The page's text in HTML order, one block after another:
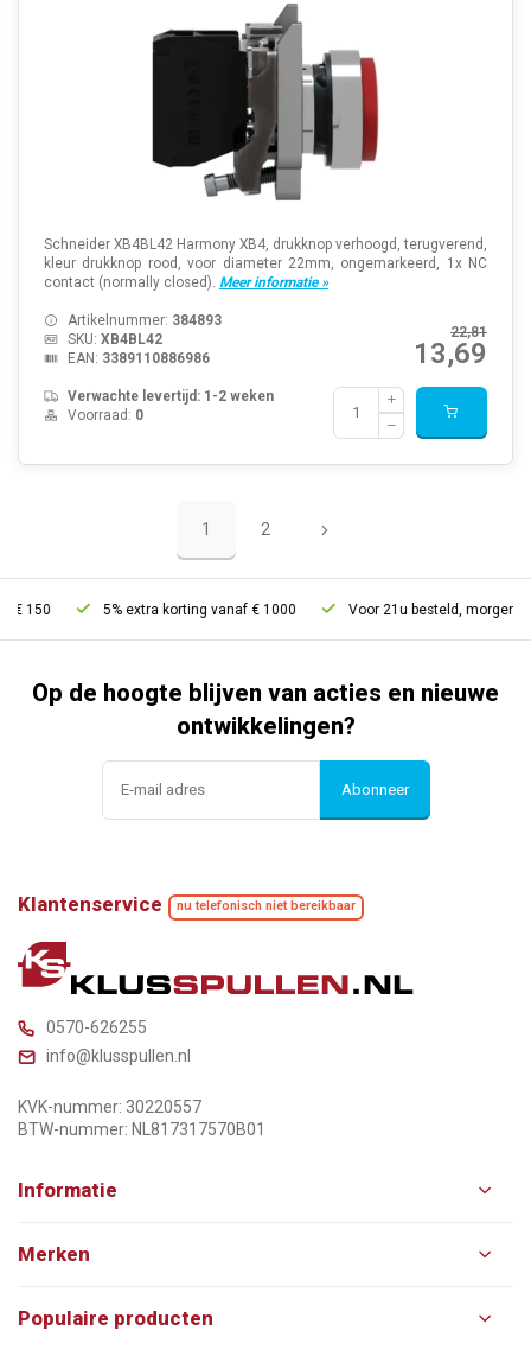
Schneider XB4BL42 Harmony XB4, drukknop verhoogd, terugverend,
kleur drukknop rood, voor diameter 22mm, ongemarkeerd, 1x NC
contact (normally closed). Meer informatie »
22,81
13,69
Artikelnummer: 384893
SKU: XB4BL42
EAN: 3389110886986
Verwachte levertijd: 1-2 weken
Voorraad: 0
1 2
5% extra korting vanaf € 1000 Voor 21u besteld, morgen in huis*
Op de hoogte blijven van acties en nieuwe
ontwikkelingen?
Abonneer
Klantenservice nu telefonisch niet bereikbaar
0570-626255
info@klusspullen.nl
KVK-nummer: 30220557
BTW-nummer: NL817317570B01
Informatie
Merken
Populaire producten